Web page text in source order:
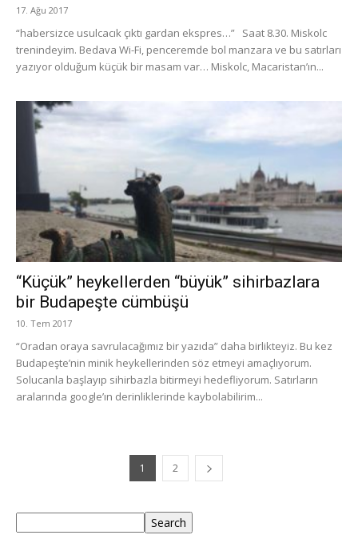
17. Ağu 2017
“habersizce usulcacık çıktı gardan ekspres…” Saat 8.30. Miskolc
trenindeyim. Bedava Wi-Fi, penceremde bol manzara ve bu satırları
yazıyor olduğum küçük bir masam var… Miskolc, Macaristan’ın...
“Küçük” heykellerden “büyük” sihirbazlara
bir Budapeşte cümbüşü
10. Tem 2017
“Oradan oraya savrulacağımız bir yazıda” daha birlikteyiz. Bu kez
Budapeşte’nin minik heykellerinden söz etmeyi amaçlıyorum.
Solucanla başlayıp sihirbazla bitirmeyi hedefliyorum. Satırların
aralarında google’ın derinliklerinde kaybolabilirim...
1 2
Search